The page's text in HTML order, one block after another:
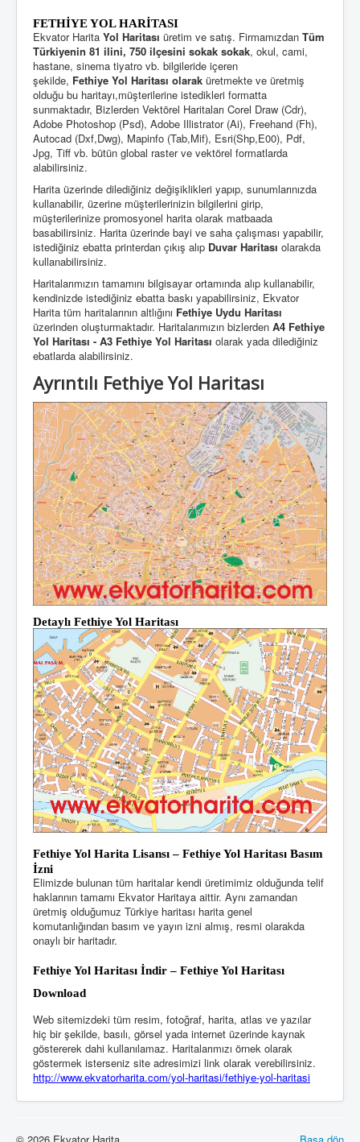
FETHİYE YOL HARİTASI
Ekvator Harita Yol Haritası üretim ve satış. Firmamızdan Tüm
Türkiyenin 81 ilini, 750 ilçesini sokak sokak, okul, cami,
hastane, sinema tiyatro vb. bilgileride içeren
şekilde, Fethiye Yol Haritası olarak üretmekte ve üretmiş
olduğu bu haritayı,müşterilerine istedikleri formatta
sunmaktadır, Bizlerden Vektörel Haritaları Corel Draw (Cdr),
Adobe Photoshop (Psd), Adobe Illistrator (Ai), Freehand (Fh),
Autocad (Dxf,Dwg), Mapinfo (Tab,Mif), Esri(Shp,E00), Pdf,
Jpg, Tiff vb. bütün global raster ve vektörel formatlarda
alabilirsiniz.
Harita üzerinde dilediğiniz değişiklikleri yapıp, sunumlarınızda
kullanabilir, üzerine müşterilerinizin bilgilerini girip,
müşterilerinize promosyonel harita olarak matbaada
basabilirsiniz. Harita üzerinde bayi ve saha çalışması yapabilir,
istediğiniz ebatta printerdan çıkış alıp Duvar Haritası olarakda
kullanabilirsiniz.
Haritalarımızın tamamını bilgisayar ortamında alıp kullanabilir,
kendinizde istediğiniz ebatta baskı yapabilirsiniz, Ekvator
Harita tüm haritalarının altlığını Fethiye Uydu Haritası
üzerinden oluşturmaktadır. Haritalarımızın bizlerden A4 Fethiye
Yol Haritası - A3 Fethiye Yol Haritası olarak yada dilediğiniz
ebatlarda alabilirsiniz.
Ayrıntılı Fethiye Yol Haritası
Detaylı Fethiye Yol Haritası
Fethiye Yol Harita Lisansı – Fethiye Yol Haritası Basım
İzni
Elimizde bulunan tüm haritalar kendi üretimimiz olduğunda telif
haklarının tamamı Ekvator Haritaya aittir. Aynı zamandan
üretmiş olduğumuz Türkiye haritası harita genel
komutanlığından basım ve yayın izni almış, resmi olarakda
onaylı bir haritadır.
Fethiye Yol Haritası İndir – Fethiye Yol Haritası
Download
Web sitemizdeki tüm resim, fotoğraf, harita, atlas ve yazılar
hiç bir şekilde, basılı, görsel yada internet üzerinde kaynak
göstererek dahi kullanılamaz. Haritalarımızı örnek olarak
göstermek isterseniz site adresimizi link olarak verebilirsiniz.
http://www.ekvatorharita.com/yol-haritasi/fethiye-yol-haritasi
Başa dön
© 2026 Ekvator Harita